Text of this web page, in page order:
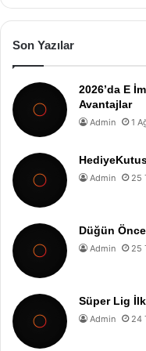
Son Yazılar
2026’da E
Avantajlar
Admin 1
Admin 25
Düğün
Admin 25
Süper Lig
Admin 24